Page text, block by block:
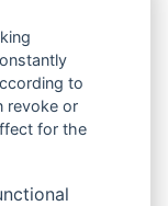
Læssebagsmæk
to
revoke or
for the